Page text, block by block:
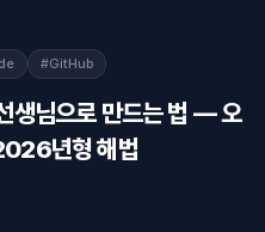
#GitHub
생님으로 만드는 법 — 오
년형 해법